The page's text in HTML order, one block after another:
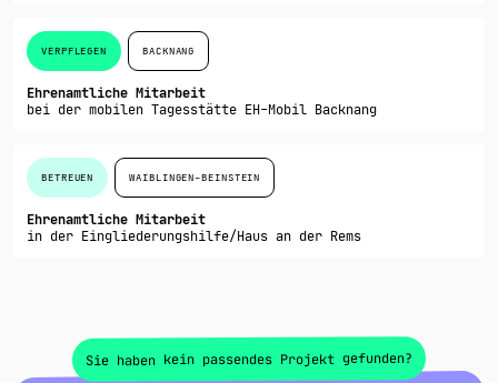
VERPFLEGEN BACKNANG
Ehrenamtliche Mitarbeit
bei der mobilen Tagesstätte EH-Mobil Backnang
BETREUEN WAIBLINGEN-BEINSTEIN
Ehrenamtliche Mitarbeit
in der Eingliederungshilfe/Haus an der Rems
Sie haben kein passendes Projekt gefunden?